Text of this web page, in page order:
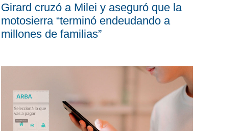
Girard cruzó a Milei y aseguró que la
motosierra “terminó endeudando a
millones de familias”